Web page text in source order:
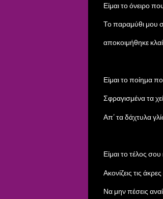
Είμαι το όνειρο
Το παραμύθι μου
αποκοιμήθηκε
Είμαι το ποίημα
Σφραγισμένα τα
Απ’ τα δάχτυλα
Είμαι το τέλος σου
Ακονίζεις τις
Να μην πέσεις